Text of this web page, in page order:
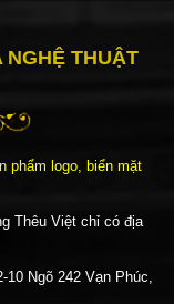
NGHỆ THUẬT
phẩm logo, biển mặt
Thêu Việt chỉ có địa
Ngõ 242 Vạn Phúc,